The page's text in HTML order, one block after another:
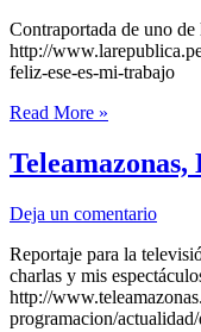
Contraportada de uno
http://
feliz-ese-es-mi-trabajo
He
a
este
a
feliz.
Ese
es
mi
Read More »
Teleamazonas,
Deja un comentario
Reportaje para la
charlas y mis
http://
programacion/